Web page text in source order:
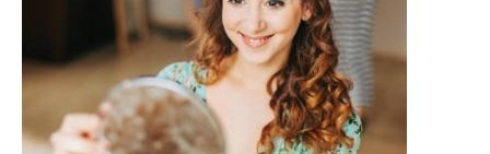
Fotoateliér
Fotokoutek